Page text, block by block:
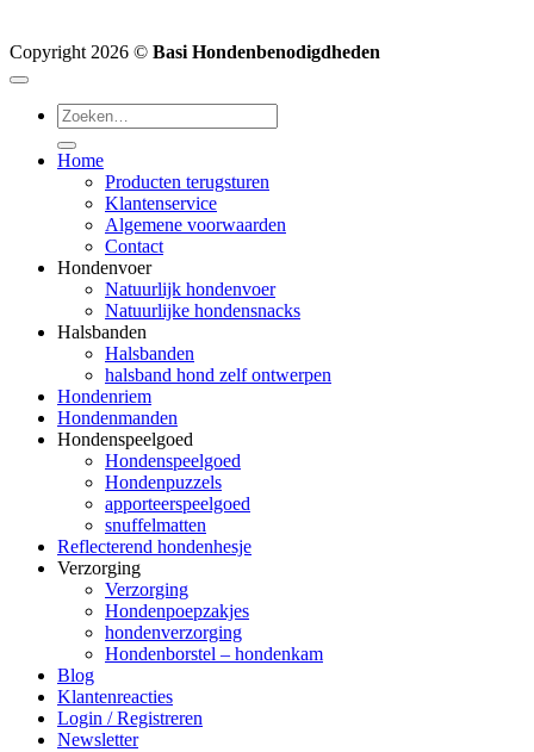
Copyright 2026 © Basi Hondenbenodigdheden
Zoeken
naar:
Home
Producten terugsturen
Klantenservice
Algemene voorwaarden
Contact
Hondenvoer
Natuurlijk hondenvoer
Natuurlijke hondensnacks
Halsbanden
Halsbanden
halsband hond zelf ontwerpen
Hondenriem
Hondenmanden
Hondenspeelgoed
Hondenspeelgoed
Hondenpuzzels
apporteerspeelgoed
snuffelmatten
Reflecterend hondenhesje
Verzorging
Verzorging
Hondenpoepzakjes
hondenverzorging
Hondenborstel – hondenkam
Blog
Klantenreacties
Login / Registreren
Newsletter